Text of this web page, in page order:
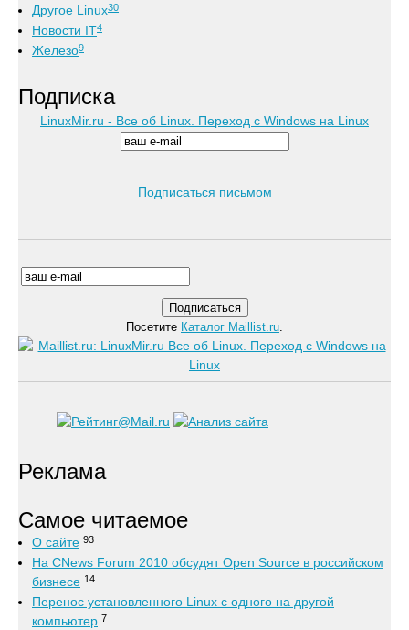
Другое Linux30
Новости IT4
Железо9
Подписка
LinuxMir.ru - Все об Linux. Переход с Windows на Linux
Подписаться письмом
Посетите Каталог Maillist.ru.
Реклама
Самое читаемое
О сайте 93
На CNews Forum 2010 обсудят Open Source в российском
бизнесе 14
Перенос установленного Linux с одного на другой
компьютер 7